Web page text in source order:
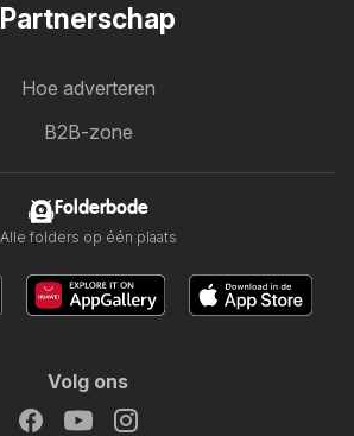
Partnerschap
Hoe adverteren
B2B-zone
Folderbode
Alle folders op één plaats
Volg ons